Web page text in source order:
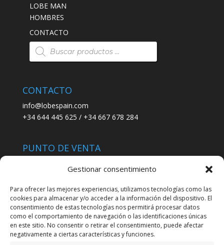
Gestionar consentimiento
Para ofrecer las mejores experiencias, utilizamos tecnologías como las
cookies para almacenar y/o acceder a la información del dispositivo. El
consentimiento de estas tecnologías nos permitirá procesar datos
como el comportamiento de navegación o las identificaciones únicas
en este sitio. No consentir o retirar el consentimiento, puede afectar
negativamente a ciertas características y funciones.
LOBE MAN
HOMBRES
CONTACTO
Búsqueda
de
productos
CONTACTO
info@lobespain.com
+34 644 445 625 / +34 667 678 284
PUNTO DE VENTA
C/ San José 6, 11004 Cádiz
LEGAL
POLÍTICA DE ENVÍO
TERMINOS Y CONDICIONES